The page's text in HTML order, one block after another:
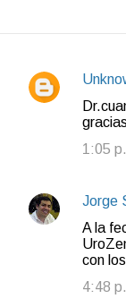
C
n
t
gracias
1:05
Jorge
A la
con
4:48